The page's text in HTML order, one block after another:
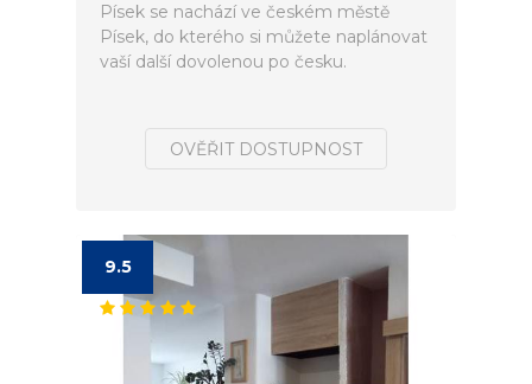
Písek se nachází ve českém městě
Písek, do kterého si můžete naplánovat
vaší další dovolenou po česku.
OVĚŘIT DOSTUPNOST
9.5